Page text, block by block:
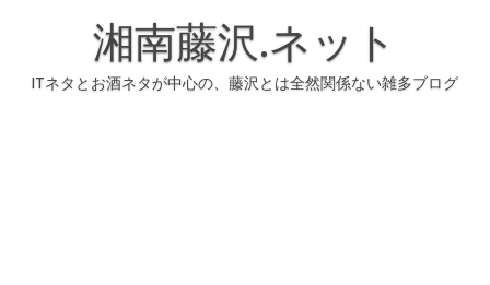
湘南藤沢.ネット
ITネタとお酒ネタが中心の、藤沢とは全然関係ない雑多ブログ